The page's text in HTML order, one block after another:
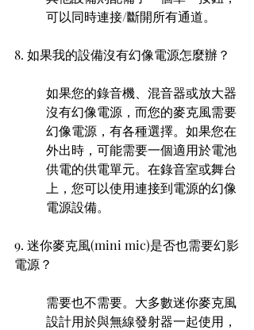
可以同時連接/斷開所有通道。
8. 如果我的設備沒有幻像電源怎麼辦？
如果您的錄音機、混音器或放大器
沒有幻像電源，而您的麥克風需要
幻像電源，有各種選擇。如果您在
外出時，可能需要一個適用於電池
供電的供電單元。在錄音室或舞台
上，您可以使用連接到電源的幻像
電源設備。
9. 迷你麥克風(mini mic)是否也需要幻影
電源？
需要也不需要。大多數迷你麥克風
設計用於與無線發射器一起使用，